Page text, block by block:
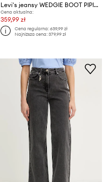
Levi's jeansy WEDGIE BOOT PIPING
Cena aktualna:
359,99 zł
Cena regularna:639,99 zł
Najniższa cena:379,99 zł